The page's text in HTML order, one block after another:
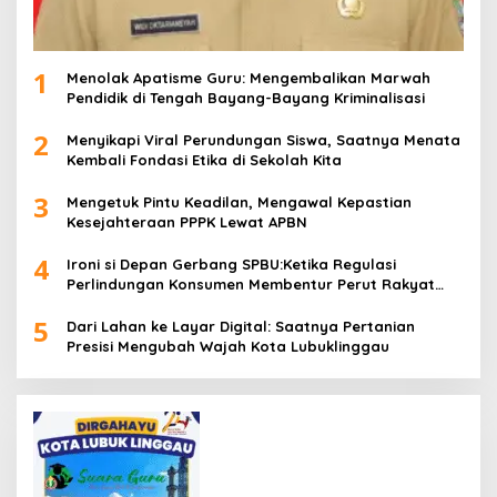
1
Menolak Apatisme Guru: Mengembalikan Marwah
Pendidik di Tengah Bayang-Bayang Kriminalisasi
2
Menyikapi Viral Perundungan Siswa, Saatnya Menata
Kembali Fondasi Etika di Sekolah Kita
3
Mengetuk Pintu Keadilan, Mengawal Kepastian
Kesejahteraan PPPK Lewat APBN
4
Ironi si Depan Gerbang SPBU:Ketika Regulasi
Perlindungan Konsumen Membentur Perut Rakyat
5
Dari Lahan ke Layar Digital: Saatnya Pertanian
Presisi Mengubah Wajah Kota Lubuklinggau